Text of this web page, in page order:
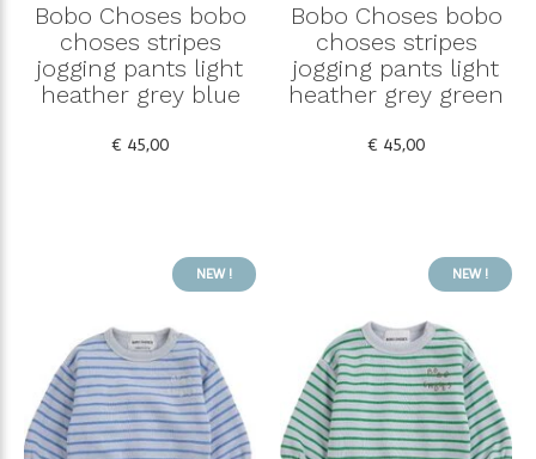
Bobo Choses bobo
choses stripes
jogging pants light
heather grey blue
€ 45,00
Bobo Choses bobo
choses stripes
jogging pants light
heather grey green
€ 45,00
NEW ! NEW !